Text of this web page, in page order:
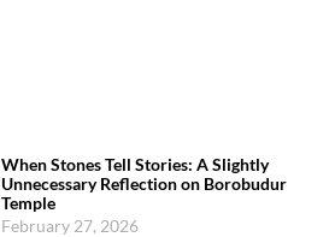
When Stones Tell Stories: A Slightly
Unnecessary Reflection on Borobudur
Temple
February 27, 2026